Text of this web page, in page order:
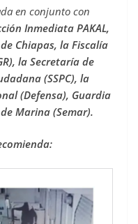
en conjunto con
Inmediata PAKAL,
Chiapas, la Fiscalía
la Secretaría de
(SSPC), la
(Defensa), Guardia
Marina (Semar).